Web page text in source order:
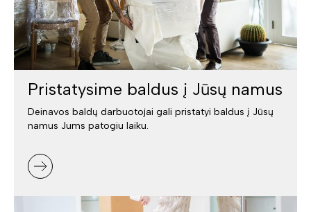
Pristatysime baldus į Jūsų namus
Deinavos baldų darbuotojai gali pristatyi baldus į Jūsų
namus Jums patogiu laiku.